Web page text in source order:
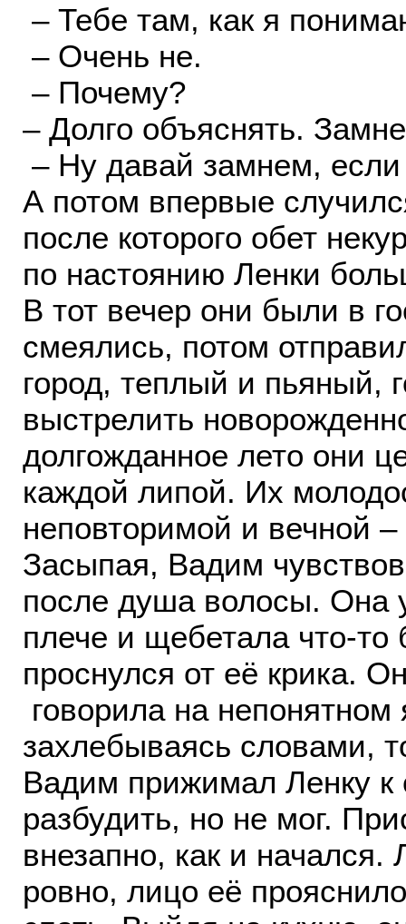
– Тебе там, как я
– Очень не.
– Почему?
– Долго объяснять.
– Ну давай замнем,
А потом впервые
после которого обет
по настоянию Ленки
В тот вечер они были в
смеялись, потом
город, теплый и пьяный,
выстрелить
долгожданное лето они
каждой липой. Их
неповторимой и вечной
Засыпая, Вадим
после душа волосы. Она
плече и щебетала что-
проснулся от её крика.
говорила на
захлебываясь словами,
Вадим прижимал Ленку к
разбудить, но не мог.
внезапно, как и
ровно, лицо её